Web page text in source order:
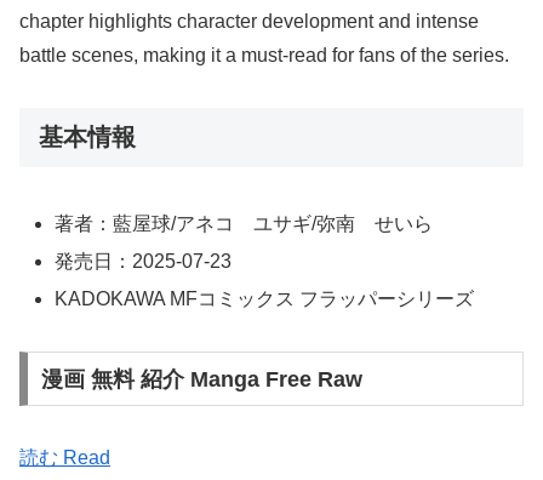
chapter highlights character development and intense
battle scenes, making it a must-read for fans of the series.
基本情報
著者：藍屋球/アネコ ユサギ/弥南 せいら
発売日：2025-07-23
KADOKAWA MFコミックス フラッパーシリーズ
漫画 無料 紹介 Manga Free Raw
読む Read